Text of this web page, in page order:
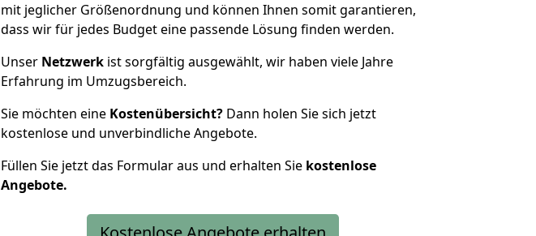
mit jeglicher Größenordnung und können Ihnen somit garantieren,
dass wir für jedes Budget eine passende Lösung finden werden.
Unser Netzwerk ist sorgfältig ausgewählt, wir haben viele Jahre
Erfahrung im Umzugsbereich.
Sie möchten eine Kostenübersicht? Dann holen Sie sich jetzt
kostenlose und unverbindliche Angebote.
Füllen Sie jetzt das Formular aus und erhalten Sie kostenlose
Angebote.